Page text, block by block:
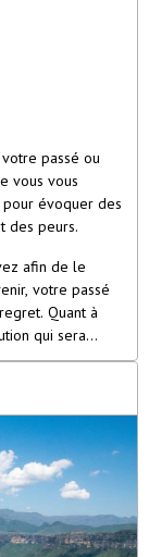
passé ou
vous vous
pour évoquer des
des peurs.
afin de le
votre passé
Quant à
qui sera